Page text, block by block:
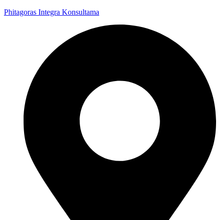
Phitagoras Integra Konsultama